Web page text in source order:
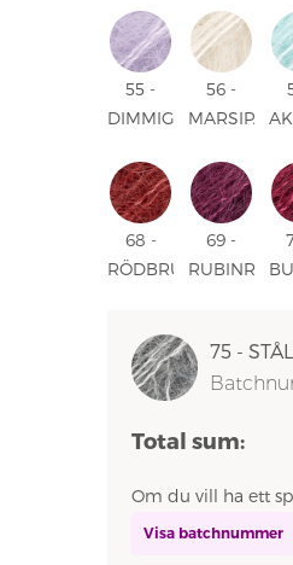
55 -
DIMMIG
UNI
56 -
MARSIPAN
68 -
RÖDBRUN
69 -
RUBINRÖD
75 -
Total sum:
Om du vill ha ett
Visa batchnummer